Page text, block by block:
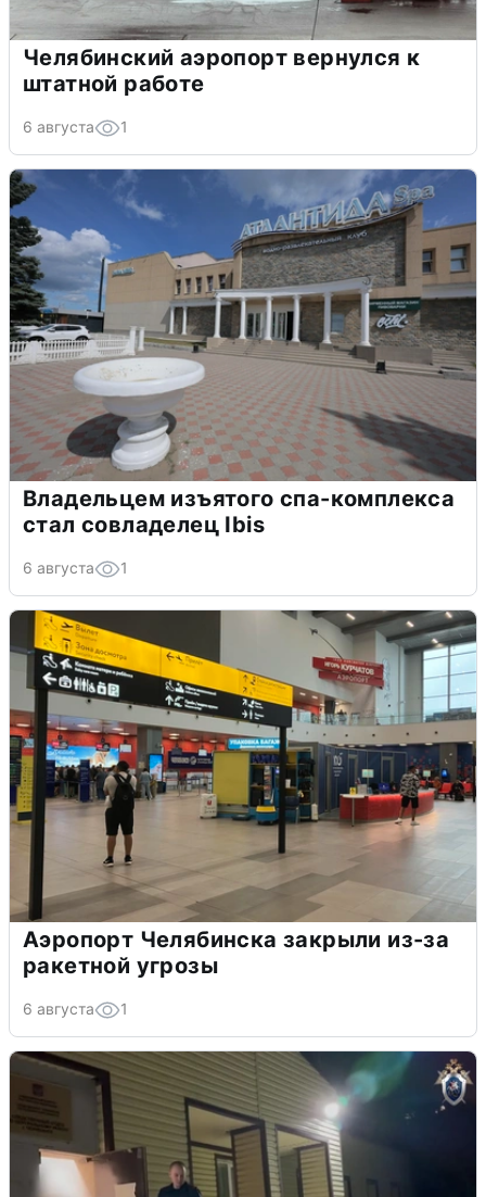
Челябинский аэропорт вернулся к
штатной работе
6 августа 1
Владельцем изъятого спа-комплекса
стал совладелец Ibis
6 августа 1
Аэропорт Челябинска закрыли из-за
ракетной угрозы
6 августа 1